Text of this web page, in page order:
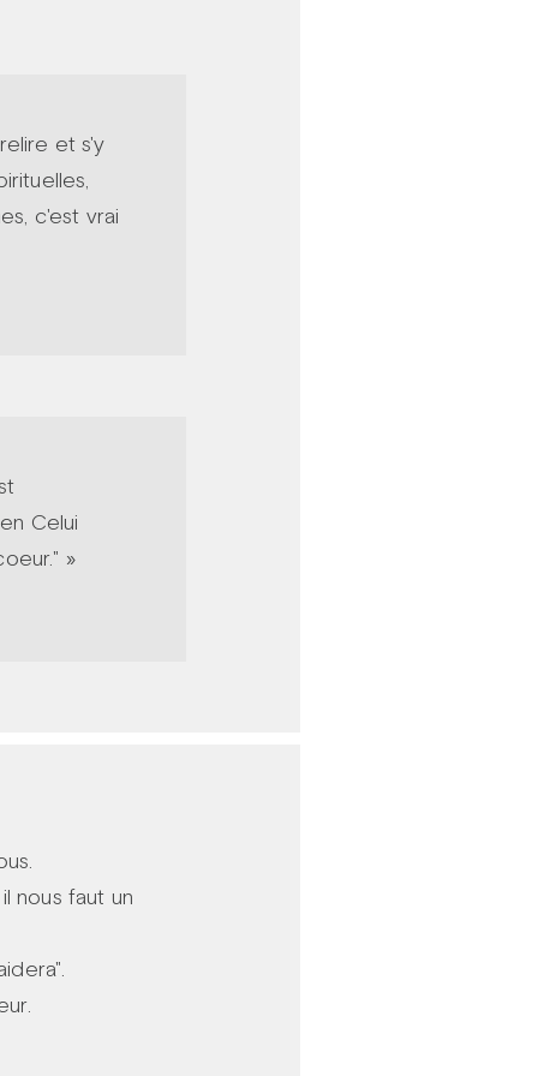
et s'y
c'est vrai
Celui
»
nous faut un